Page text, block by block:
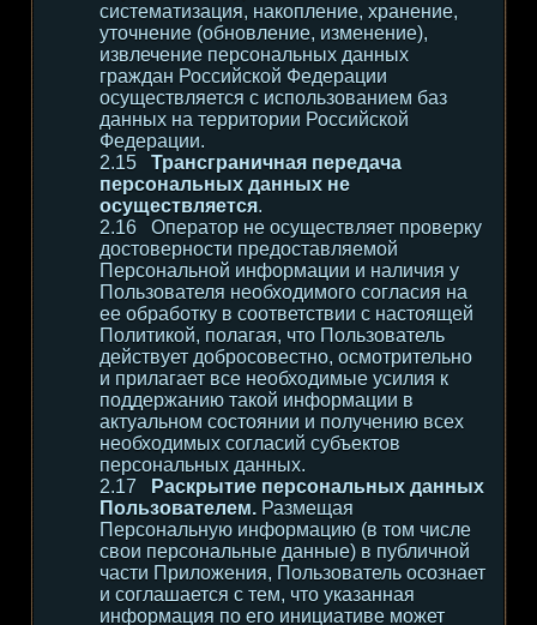
систематизация, накопление, хранение,
уточнение (обновление, изменение),
извлечение персональных данных
граждан Российской Федерации
осуществляется с использованием баз
данных на территории Российской
Федерации.
Трансграничная передача
персональных данных не
осуществляется.
Оператор не осуществляет проверку
достоверности предоставляемой
Персональной информации и наличия у
Пользователя необходимого согласия на
ее обработку в соответствии с настоящей
Политикой, полагая, что Пользователь
действует добросовестно, осмотрительно
и прилагает все необходимые усилия к
поддержанию такой информации в
актуальном состоянии и получению всех
необходимых согласий субъектов
персональных данных.
Раскрытие персональных данных
Пользователем. Размещая
Персональную информацию (в том числе
свои персональные данные) в публичной
части Приложения, Пользователь осознает
и соглашается с тем, что указанная
информация по его инициативе может